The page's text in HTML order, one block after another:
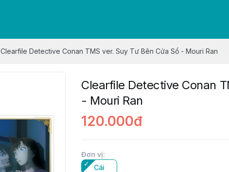
Clearfile Detective Conan TMS ver. Suy Tư Bên Cửa Sổ - Mouri Ran
Clearfile Detective Conan
- Mouri Ran
120.000đ
Đơn vị:
Cái